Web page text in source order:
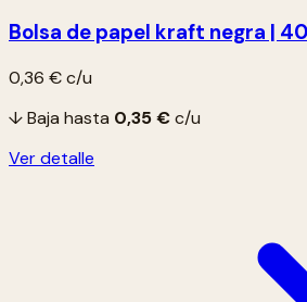
Bolsa de papel kraft negra |
0,36 €c/u
↓ Baja hasta 0,35 €c/u
Ver detalle